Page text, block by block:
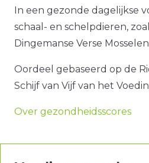
In een gezonde dagelijkse
schaal- en schelpdieren,
Dingemanse Verse
Oordeel gebaseerd op de
Schijf van Vijf van het
Over gezondheidsscores